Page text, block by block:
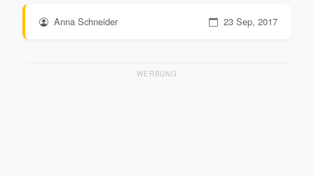
Anna Schneider 23 Sep, 2017
WERBUNG